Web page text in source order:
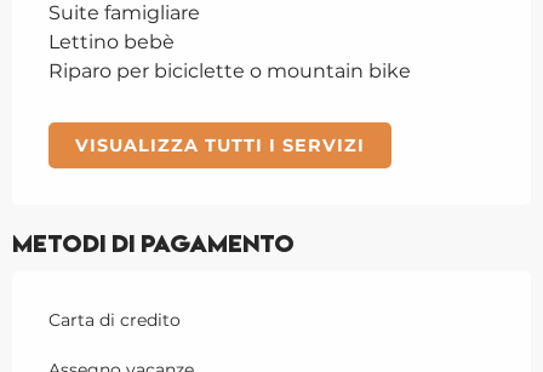
Suite famigliare
Lettino bebè
Riparo per biciclette o mountain bike
VISUALIZZA TUTTI I SERVIZI
Metodi di pagamento
Carta di credito